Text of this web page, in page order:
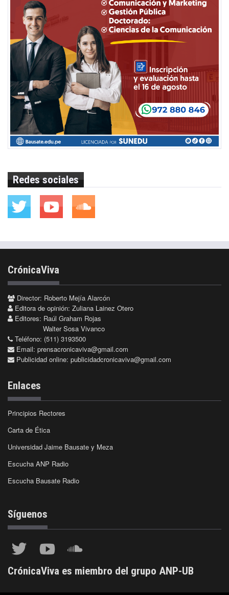
Redes sociales
CrónicaViva
Director: Roberto Mejía Alarcón
Editora de opinión: Zuliana Lainez Otero
Editores: Raúl Graham Rojas
Walter Sosa Vivanco
Teléfono: (511) 3193500
Email: prensacronicaviva@gmail.com
Publicidad online: publicidadcronicaviva@gmail.com
Enlaces
Principios Rectores
Carta de Ética
Universidad Jaime Bausate y Meza
Escucha ANP Radio
Escucha Bausate Radio
Síguenos
CrónicaViva es miembro del grupo ANP-UB